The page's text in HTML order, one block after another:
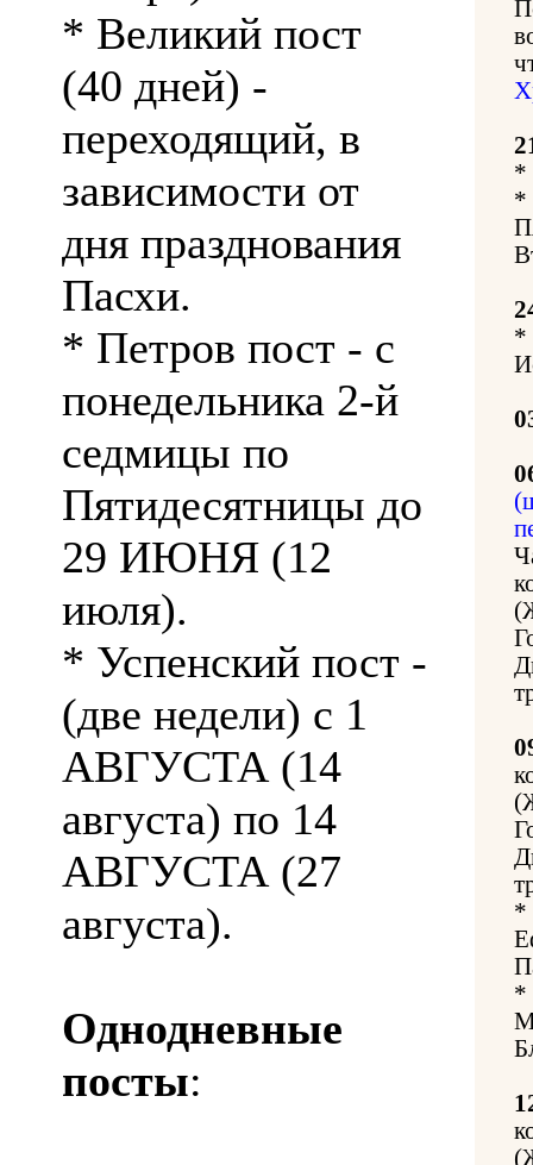
* Великий пост
(40 дней) -
переходящий, в
зависимости от
дня празднования
Пасхи.
* Петров пост - с
понедельника 2-й
седмицы по
Пятидесятницы до
29 ИЮНЯ (12
июля).
* Успенский пост -
(две недели) с 1
АВГУСТА (14
августа) по 14
АВГУСТА (27
августа).
Однодневные
посты:
*
*
*
*
*